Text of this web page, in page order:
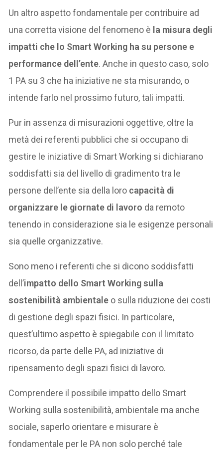
Un altro aspetto fondamentale per contribuire ad
una corretta visione del fenomeno è la misura degli
impatti che lo Smart Working ha su persone e
performance dell’ente. Anche in questo caso, solo
1 PA su 3 che ha iniziative ne sta misurando, o
intende farlo nel prossimo futuro, tali impatti.
Pur in assenza di misurazioni oggettive, oltre la
metà dei referenti pubblici che si occupano di
gestire le iniziative di Smart Working si dichiarano
soddisfatti sia del livello di gradimento tra le
persone dell’ente sia della loro capacità di
organizzare le giornate di lavoro da remoto
tenendo in considerazione sia le esigenze personali
sia quelle organizzative.
Sono meno i referenti che si dicono soddisfatti
dell’impatto dello Smart Working sulla
sostenibilità ambientale o sulla riduzione dei costi
di gestione degli spazi fisici. In particolare,
quest’ultimo aspetto è spiegabile con il limitato
ricorso, da parte delle PA, ad iniziative di
ripensamento degli spazi fisici di lavoro.
Comprendere il possibile impatto dello Smart
Working sulla sostenibilità, ambientale ma anche
sociale, saperlo orientare e misurare è
fondamentale per le PA non solo perché tale